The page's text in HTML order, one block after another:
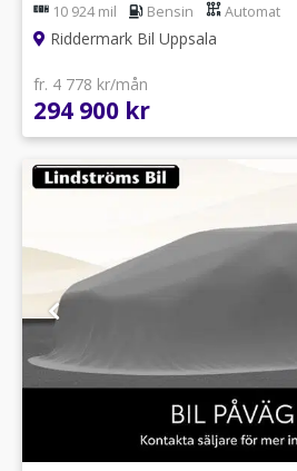
10 924 mil Bensin Automat
Riddermark Bil Uppsala
fr. 4 778 kr/mån
294 900 kr
1